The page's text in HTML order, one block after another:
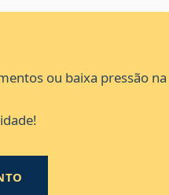
ou baixa pressão na